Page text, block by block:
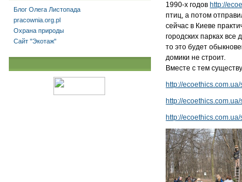
1990-х годов http://
птиц, а потом
сейчас в Киеве
городских парках все
то это будет
домики не строит.
Вместе с тем
http://
http://
http://
Блог Олега Листопада
pracownia.org.pl
Охрана природы
Сайт "Экотаж"